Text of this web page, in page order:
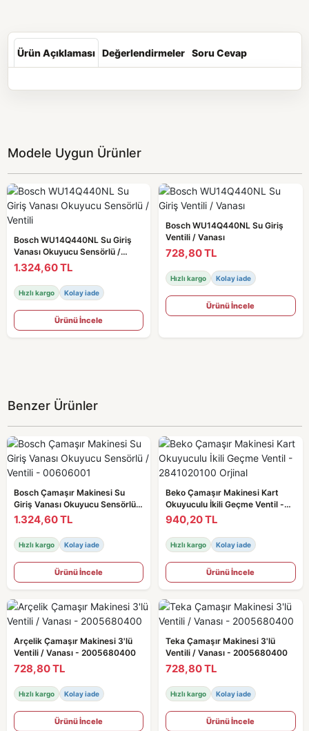
Ürün Açıklaması Değerlendirmeler Soru Cevap
Modele Uygun Ürünler
Bosch WU14Q440NL Su Giriş
Vanası Okuyucu Sensörlü /
Ventili
1.324,60 TL
Hızlı kargo Kolay iade
Ürünü İncele
Bosch WU14Q440NL Su Giriş
Ventili / Vanası
728,80 TL
Hızlı kargo Kolay iade
Ürünü İncele
Benzer Ürünler
Bosch Çamaşır Makinesi Su
Giriş Vanası Okuyucu Sensörlü /
Ventili - 00606001
1.324,60 TL
Hızlı kargo Kolay iade
Ürünü İncele
Beko Çamaşır Makinesi Kart
Okuyuculu İkili Geçme Ventil -
2841020100 Orjinal
940,20 TL
Hızlı kargo Kolay iade
Ürünü İncele
Arçelik Çamaşır Makinesi 3'lü
Ventili / Vanası - 2005680400
728,80 TL
Hızlı kargo Kolay iade
Ürünü İncele
Teka Çamaşır Makinesi 3'lü
Ventili / Vanası - 2005680400
728,80 TL
Hızlı kargo Kolay iade
Ürünü İncele